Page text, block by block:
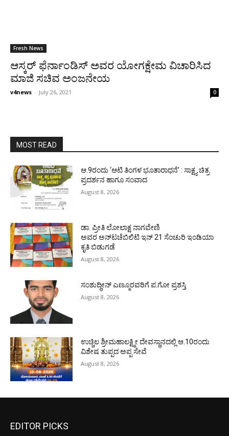
Fresh News
ಆಸ್ಕರ್ ಫೆರ್ನಾಂಡಿಸ್ ಅವರ ಯೋಗಕ್ಷೇಮ ವಿಚಾರಿಸಿದ
ಮಾಜಿ ಸಚಿವ ಅಂಜನೇಯ
v4news - July 26, 2021 0
MOST READ
ಆ.9ರಂದು ‘ಆಟಿ ತಿಂಗಳ ಭೂತಾರಾಧನೆ’ : ಸಾಕ್ಷ್ಯ ಚಿತ್ರ
ಪ್ರದರ್ಶನ ಹಾಗೂ ಸಂವಾದ
August 8, 2026
ಡಾ. ಪ್ರೀತಿ ಲೋಲಾಕ್ಷ ನಾಗವೇಣಿ
ಅವರ ಅನ್‌ಟಚೆಬಿಲಿಟಿ ಇನ್ 21 ಸೆಂಚುರಿ ಇಂಡಿಯಾ
ಕೃತಿ ಬಿಡುಗಡೆ
August 8, 2026
ಸಂಶುದ್ಧೀನ್ ಎಣ್ಮೂರವರಿಗೆ ಪ.ಗೋ ಪ್ರಶಸ್ತಿ
August 8, 2026
ಉಚ್ಚಿಲ ಶ್ರೀಮಹಾಲಕ್ಷ್ಮೀ ದೇವಸ್ಥಾನದಲ್ಲಿ ಆ.10ರಂದು
ವಿಶೇಷ ತುಪ್ಪದ ಅಪ್ಪ ಸೇವೆ
August 8, 2026
EDITOR PICKS